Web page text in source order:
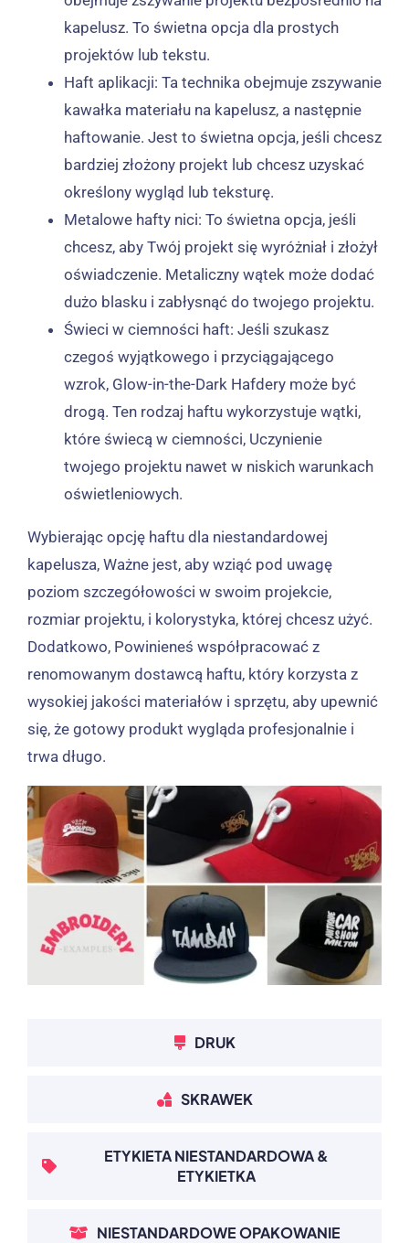
kapelusz. To świetna opcja dla prostych
projektów lub tekstu.
Haft aplikacji: Ta technika obejmuje zszywanie
kawałka materiału na kapelusz, a następnie
haftowanie. Jest to świetna opcja, jeśli chcesz
bardziej złożony projekt lub chcesz uzyskać
określony wygląd lub teksturę.
Metalowe hafty nici: To świetna opcja, jeśli
chcesz, aby Twój projekt się wyróżniał i złożył
oświadczenie. Metaliczny wątek może dodać
dużo blasku i zabłysnąć do twojego projektu.
Świeci w ciemności haft: Jeśli szukasz
czegoś wyjątkowego i przyciągającego
wzrok, Glow-in-the-Dark Hafdery może być
drogą. Ten rodzaj haftu wykorzystuje wątki,
które świecą w ciemności, Uczynienie
twojego projektu nawet w niskich warunkach
oświetleniowych.
Wybierając opcję haftu dla niestandardowej
kapelusza, Ważne jest, aby wziąć pod uwagę
poziom szczegółowości w swoim projekcie,
rozmiar projektu, i kolorystyka, której chcesz użyć.
Dodatkowo, Powinieneś współpracować z
renomowanym dostawcą haftu, który korzysta z
wysokiej jakości materiałów i sprzętu, aby upewnić
się, że gotowy produkt wygląda profesjonalnie i
trwa długo.
DRUK
SKRAWEK
ETYKIETA NIESTANDARDOWA &
ETYKIETKA
NIESTANDARDOWE OPAKOWANIE